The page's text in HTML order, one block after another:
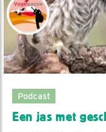
Podcast
Een jas met